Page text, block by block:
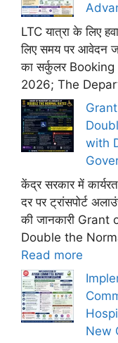
LTC यात्रा के लिए
लिए समय पर आवेदन
का सर्कुलर
2026; The
with
केंद्र सरकार में कार्यरत
दर पर ट्रांसपोर्ट
की जानकारी
Double the
Read more
New